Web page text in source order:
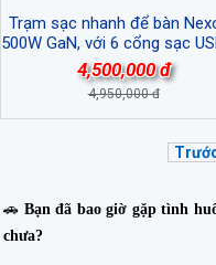
Trạm sạc nhanh để bàn
500W GaN, với 6 cổng sạc
USB-A Ugreen 55549B cao
4,500,000 đ
4,950,000 đ
🚗 Bạn đã bao giờ gặp tình
chưa?